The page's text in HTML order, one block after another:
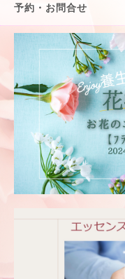
予約・お問合せ